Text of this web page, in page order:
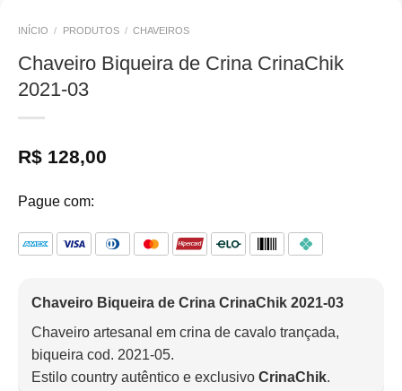
INÍCIO / PRODUTOS / CHAVEIROS
Chaveiro Biqueira de Crina CrinaChik
2021-03
R$ 128,00
Pague com:
Chaveiro Biqueira de Crina CrinaChik 2021-03
Chaveiro artesanal em crina de cavalo trançada,
biqueira cod. 2021-05.
Estilo country autêntico e exclusivo CrinaChik.